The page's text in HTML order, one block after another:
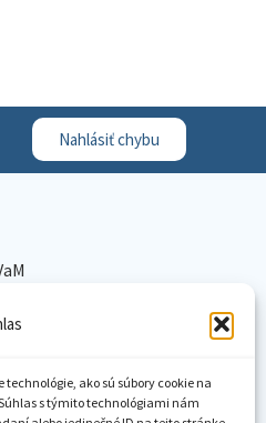
ako sú súbory cookie na
s týmito technológiami nám
Nahlásiť chybu